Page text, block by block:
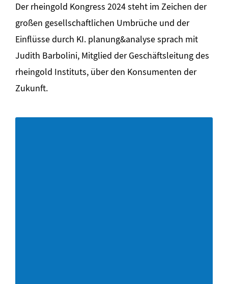
Der rheingold Kongress 2024 steht im Zeichen der
großen gesellschaftlichen Umbrüche und der
Einflüsse durch KI. planung&analyse sprach mit
Judith Barbolini, Mitglied der Geschäftsleitung des
rheingold Instituts, über den Konsumenten der
Zukunft.